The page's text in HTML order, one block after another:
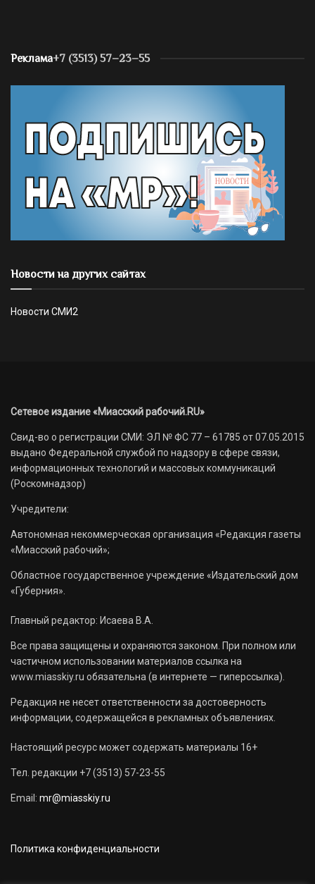
Реклама+7 (3513) 57–23–55
Новости на других сайтах
Новости СМИ2
Сетевое издание «Миасский рабочий.RU»
Свид-во о регистрации СМИ: ЭЛ № ФС 77 – 61785 от 07.05.2015
выдано Федеральной службой по надзору в сфере связи,
информационных технологий и массовых коммуникаций
(Роскомнадзор)
Учредители:
Автономная некоммерческая организация «Редакция газеты
«Миасский рабочий»;
Областное государственное учреждение «Издательский дом
«Губерния».
Главный редактор: Исаева В.А.
Все права защищены и охраняются законом. При полном или
частичном использовании материалов ссылка на
www.miasskiy.ru обязательна (в интернете — гиперссылка).
Редакция не несет ответственности за достоверность
информации, содержащейся в рекламных объявлениях.
Настоящий ресурс может содержать материалы 16+
Тел. редакции +7 (3513) 57-23-55
Email: mr@miasskiy.ru
Политика конфиденциальности